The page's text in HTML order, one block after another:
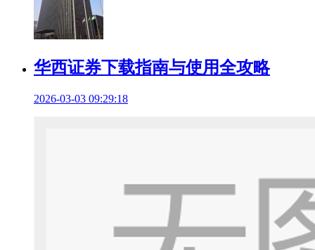
华西证券下载指南与使用全攻略
2026-03-03 09:29:18